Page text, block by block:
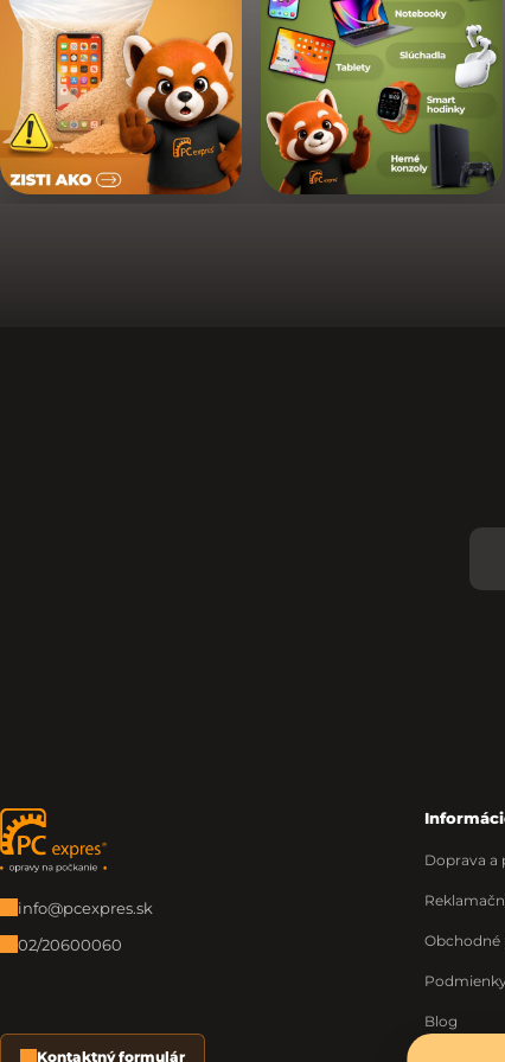
Zápätie
info@pcexpres.sk
02/20600060
Kontaktný formulár
Doprava a
Obchodné
Blog